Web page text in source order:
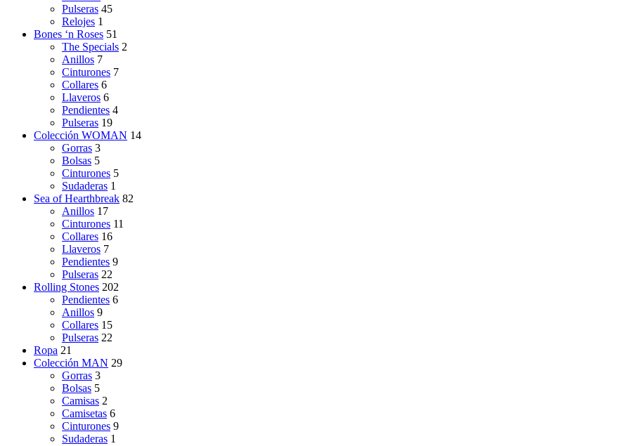
Pulseras 45
Relojes 1
Bones ‘n Roses 51
The Specials 2
Anillos 7
Cinturones 7
Collares 6
Llaveros 6
Pendientes 4
Pulseras 19
Colección WOMAN 14
Gorras 3
Bolsas 5
Cinturones 5
Sudaderas 1
Sea of Hearthbreak 82
Anillos 17
Cinturones 11
Collares 16
Llaveros 7
Pendientes 9
Pulseras 22
Rolling Stones 202
Pendientes 6
Anillos 9
Collares 15
Pulseras 22
Ropa 21
Colección MAN 29
Gorras 3
Bolsas 5
Camisas 2
Camisetas 6
Cinturones 9
Sudaderas 1